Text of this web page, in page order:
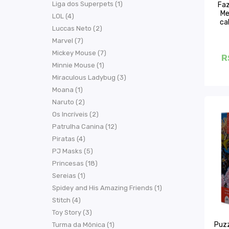
Liga dos Superpets (1)
LOL (4)
Luccas Neto (2)
Marvel (7)
Mickey Mouse (7)
Minnie Mouse (1)
Miraculous Ladybug (3)
Moana (1)
Naruto (2)
Os Incríveis (2)
Patrulha Canina (12)
Piratas (4)
PJ Masks (5)
Princesas (18)
Sereias (1)
Spidey and His Amazing Friends (1)
Stitch (4)
Toy Story (3)
Turma da Mônica (1)